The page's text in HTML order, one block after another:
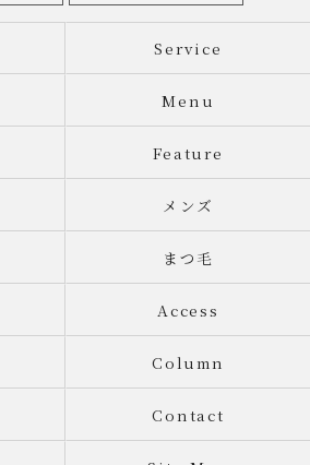
Service
Menu
Feature
メンズ
まつ毛
Access
Column
Contact